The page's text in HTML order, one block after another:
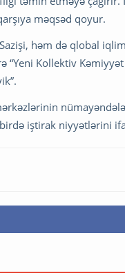
məqsəd qoyur.
həm də qlobal
Kollektiv
iştirak niyyətlərini